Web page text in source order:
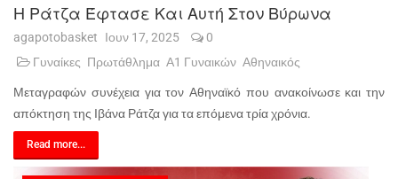
Η Ράτζα Έφτασε Και Αυτή Στον Βύρωνα
agapotobasket Ιουν 17, 2025
0
Γυναίκες Πρωτάθλημα Α1 Γυναικών Αθηναικός
Μεταγραφών συνέχεια για τον Αθηναϊκό που ανακοίνωσε και την
απόκτηση της Ιβάνα Ράτζα για τα επόμενα τρία χρόνια.
Read more...